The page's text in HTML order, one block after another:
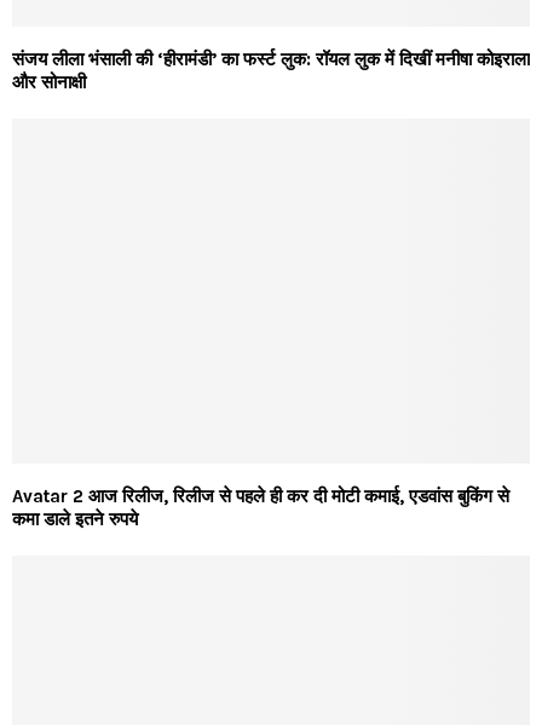
संजय लीला भंसाली की ‘हीरामंडी’ का फर्स्ट लुक: रॉयल लुक में दिखीं मनीषा कोइराला
और सोनाक्षी
Avatar 2 आज रिलीज, रिलीज से पहले ही कर दी मोटी कमाई, एडवांस बुकिंग से
कमा डाले इतने रुपये